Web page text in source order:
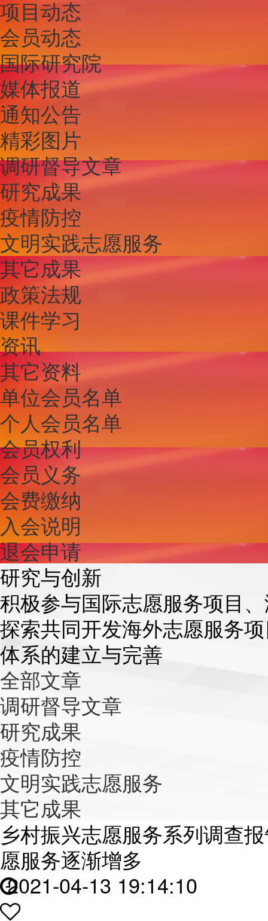
项目动态
会员动态
国际研究院
媒体报道
通知公告
精彩图片
调研督导文章
研究成果
疫情防控
文明实践志愿服务
其它成果
政策法规
课件学习
资讯
其它资料
单位会员名单
个人会员名单
会员权利
会员义务
会费缴纳
入会说明
退会申请
研究与创新
积极参与国际志愿服务项目
探索共同开发海外志愿服务
体系的建立与完善
全部文章
调研督导文章
研究成果
疫情防控
文明实践志愿服务
其它成果
乡村振兴志愿服务系列调查
愿服务逐渐增多
2021-04-13 19:14:10